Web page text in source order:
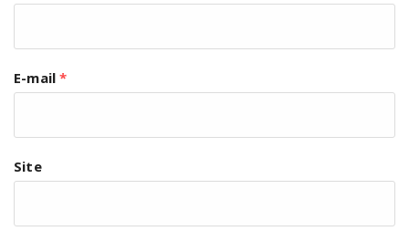
E-mail*
Site